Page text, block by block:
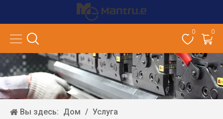
0 0
Вы здесь: Дом / Услуга